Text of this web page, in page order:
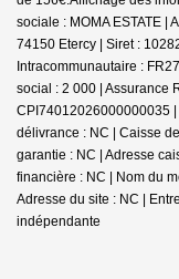
sociale : MOMA ESTATE |
74150 Etercy | Siret :
Intracommunautaire :
social : 2 000 | Assurance
CPI74012026000000035
délivrance : NC | Caisse
garantie : NC | Adresse
financière : NC | Nom du
Adresse du site : NC |
indépendante